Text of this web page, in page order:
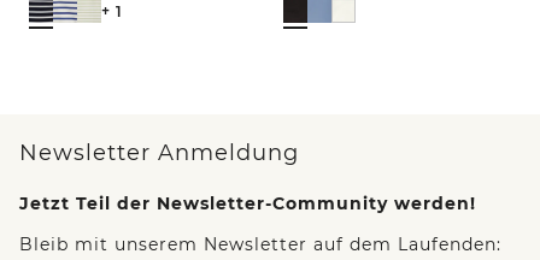
+ 1
Newsletter Anmeldung
Jetzt Teil der Newsletter-Community werden!
Bleib mit unserem Newsletter auf dem Laufenden: